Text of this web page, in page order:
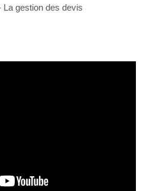
La gestion des devis